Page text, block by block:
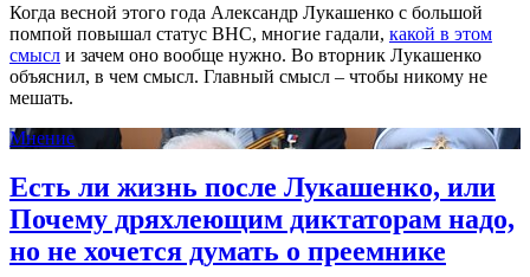
Когда весной этого года Александр Лукашенко с большой
помпой повышал статус ВНС, многие гадали, какой в этом
смысл и зачем оно вообще нужно. Во вторник Лукашенко
объяснил, в чем смысл. Главный смысл – чтобы никому не
мешать.
Мнение
Есть ли жизнь после Лукашенко, или
Почему дряхлеющим диктаторам надо,
но не хочется думать о преемнике